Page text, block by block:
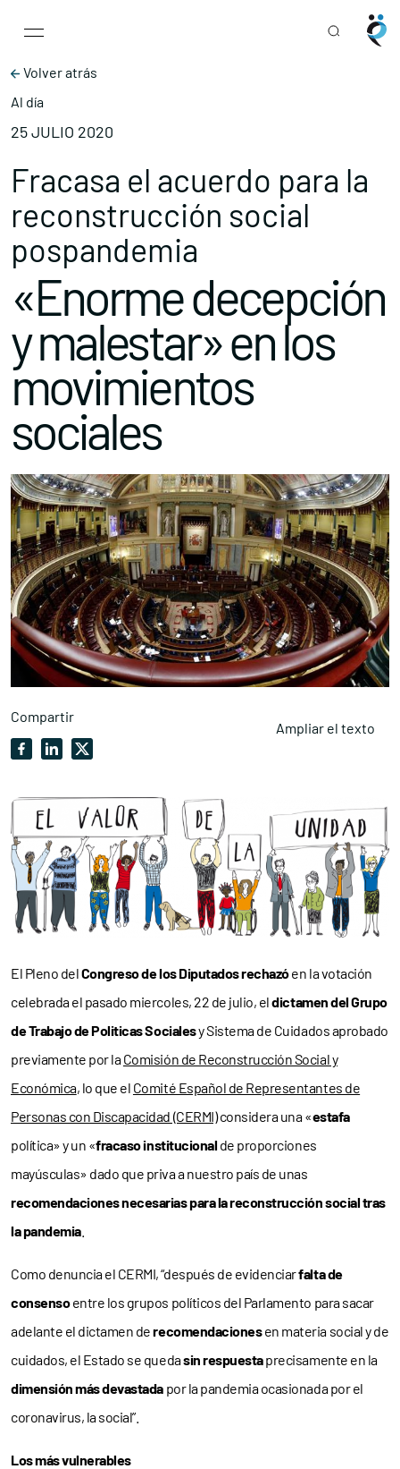
Main Navigation
Volver atrás
Al día
25 JULIO 2020
Fracasa el acuerdo para la
reconstrucción social
pospandemia
«Enorme decepción
y malestar» en los
movimientos
sociales
Compartir
Ampliar el texto
El Pleno delCongreso de los Diputadosrechazóen la votación
celebrada el pasado miercoles, 22 de julio, eldictamen del Grupo
de Trabajo de Politicas Socialesy Sistema de Cuidados aprobado
previamente por laComisión de Reconstrucción Social y
Económica, lo que el Comité Español de Representantes de
Personas con Discapacidad (CERMI)considera una «estafa
política» y un «fracaso institucionalde proporciones
mayúsculas» dado que priva a nuestro país de unas
recomendaciones necesarias para la reconstrucción social tras
la pandemia.
Como denuncia el CERMI, “después de evidenciarfalta de
consensoentre los grupos políticos del Parlamento para sacar
adelante el dictamen derecomendacionesen materia social y de
cuidados, el Estado se quedasin respuestaprecisamente en la
dimensión másdevastadapor la pandemia ocasionada por el
coronavirus, la social”.
Los más vulnerables